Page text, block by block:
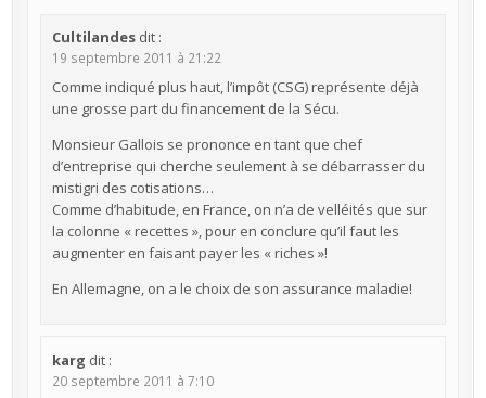
Cultilandes dit :
19 septembre 2011 à 21:22
Comme indiqué plus haut, l’impôt (CSG) représente déjà
une grosse part du financement de la Sécu.
Monsieur Gallois se prononce en tant que chef
d’entreprise qui cherche seulement à se débarrasser du
mistigri des cotisations…
Comme d’habitude, en France, on n’a de velléités que sur
la colonne « recettes », pour en conclure qu’il faut les
augmenter en faisant payer les « riches »!
En Allemagne, on a le choix de son assurance maladie!
karg dit :
20 septembre 2011 à 7:10